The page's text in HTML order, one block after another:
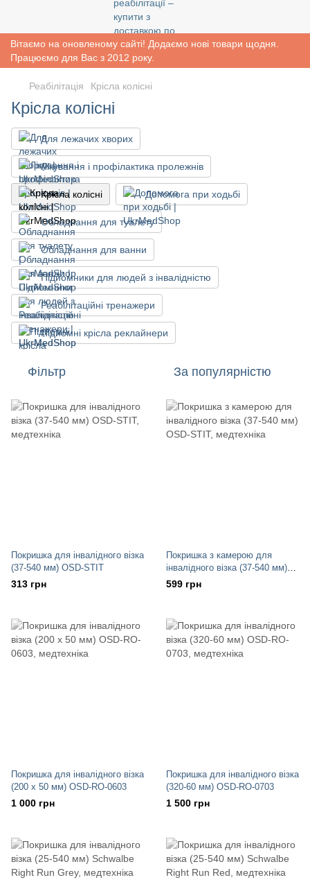
Вітаємо на оновленому сайті! Додаємо нові товари щодня.
Працюємо для Вас з 2012 року.
Реабiлiтацiя Крісла колісні
Крісла колісні
Для лежачих хворих
Лікування і профілактика пролежнів
Крісла колісні Допомога при ходьбі
Обладнання для туалету
Обладнання для ванни
Підйомники для людей з інвалідністю
Реабілітаційні тренажери
Підйомні крісла реклайнери
Фільтр За популярністю
Покришка для інвалідного візка
(37-540 мм) OSD-STIT
313 грн
Покришка з камерою для
інвалідного візка (37-540 мм)
OSD-STIT
599 грн
Покришка для інвалідного візка
(200 х 50 мм) OSD-RO-0603
1 000 грн
Покришка для інвалідного візка
(320-60 мм) OSD-RO-0703
1 500 грн